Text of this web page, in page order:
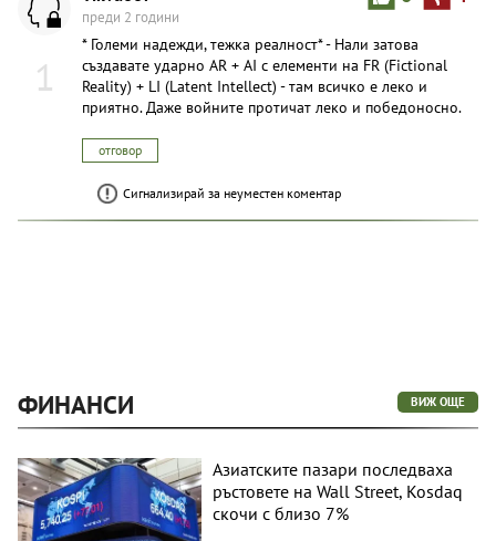
1
преди 2 години
* Големи надежди, тежка реалност* - Нали затова
създавате ударно AR + AI с елементи на FR (Fictional
Reality) + LI (Latent Intellect) - там всичко е леко и
приятно. Даже войните протичат леко и победоносно.
отговор
Сигнализирай за неуместен коментар
ФИНАНСИ ВИЖ ОЩЕ
Азиатските пазари последваха
ръстовете на Wall Street, Kosdaq
скочи с близо 7%